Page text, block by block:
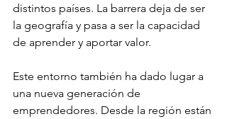
distintos países. La barrera deja de ser
la geografía y pasa a ser la capacidad
de aprender y aportar valor.
Este entorno también ha dado lugar a
una nueva generación de
emprendedores. Desde la región están